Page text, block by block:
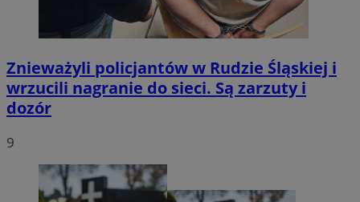
Znieważyli policjantów w Rudzie Śląskiej i
wrzucili nagranie do sieci. Są zarzuty i
dozór
9